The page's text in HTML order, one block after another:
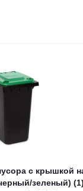
с крышкой
зеленый) (1)